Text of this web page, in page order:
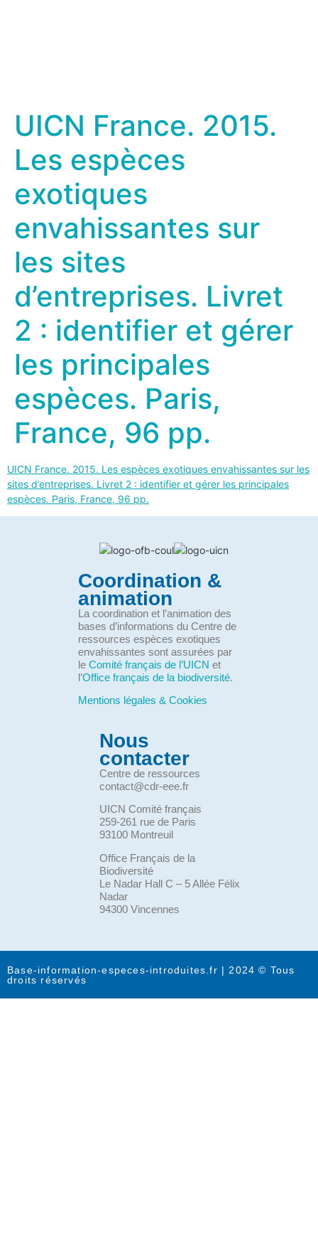
UICN France. 2015.
Les espèces
exotiques
envahissantes sur
les sites
d’entreprises. Livret
2 : identifier et gérer
les principales
espèces. Paris,
France, 96 pp.
UICN France. 2015. Les espèces exotiques envahissantes sur les
sites d’entreprises. Livret 2 : identifier et gérer les principales
espèces. Paris, France, 96 pp.
Coordination &
animation
La coordination et l’animation des
bases d’informations du Centre de
ressources espèces exotiques
envahissantes sont assurées par
le Comité français de l’UICN et
l’Office français de la biodiversité.
Mentions légales & Cookies
Nous
contacter
Centre de ressources
contact@cdr-eee.fr
UICN Comité français
259-261 rue de Paris
93100 Montreuil
Office Français de la
Biodiversité
Le Nadar Hall C – 5 Allée Félix
Nadar
94300 Vincennes
Base-information-especes-introduites.fr | 2024 © Tous
droits réservés